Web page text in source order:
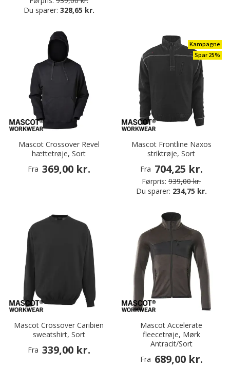
Du sparer: 328,65 kr.
Mascot Crossover Revel
hættetrøje, Sort
Fra 369,00 kr.
Kampagne
Spar 25%
Mascot Frontline Naxos
striktrøje, Sort
Fra 704,25 kr.
Førpris: 939,00 kr.
Du sparer: 234,75 kr.
Mascot Crossover Caribien
sweatshirt, Sort
Fra 339,00 kr.
Mascot Accelerate
fleecetrøje, Mørk
Antracit/Sort
Fra 689,00 kr.